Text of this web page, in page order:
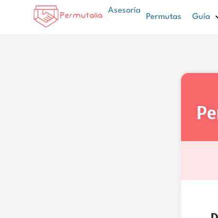
Asesoría
Permutas Guía